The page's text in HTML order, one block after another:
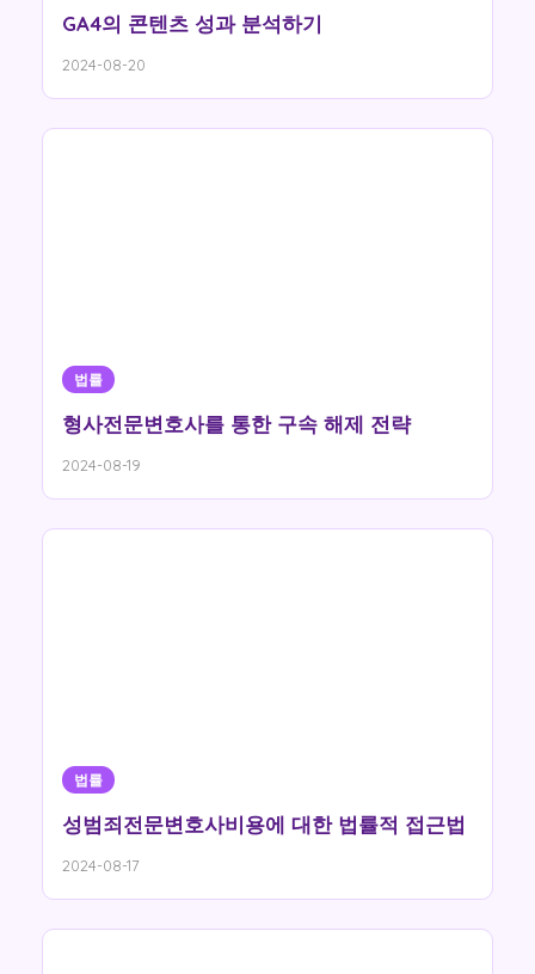
GA4의 콘텐츠 성과 분석하기
2024-08-20
법률
형사전문변호사를 통한 구속 해제 전략
2024-08-19
법률
성범죄전문변호사비용에 대한 법률적 접근법
2024-08-17